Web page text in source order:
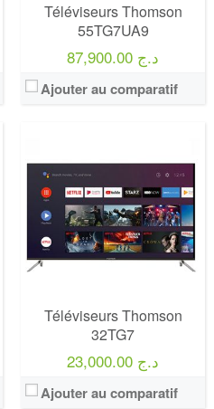
Téléviseurs Thomson
55TG7UA9
87,900.00 د.ج
Ajouter au comparatif
Téléviseurs Thomson
32TG7
23,000.00 د.ج
Ajouter au comparatif